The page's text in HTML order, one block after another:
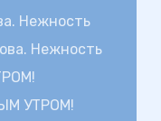
Нежность
Нежность
УТРОМ!